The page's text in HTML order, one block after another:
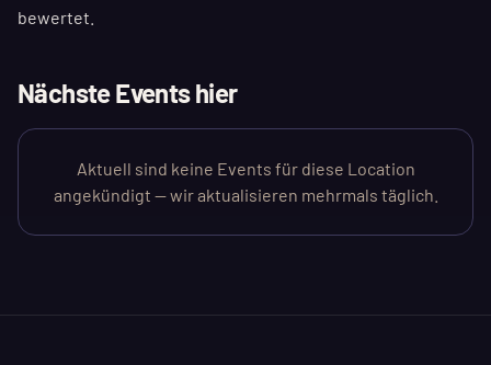
bewertet.
Nächste Events hier
Aktuell sind keine Events für diese Location
angekündigt — wir aktualisieren mehrmals täglich.